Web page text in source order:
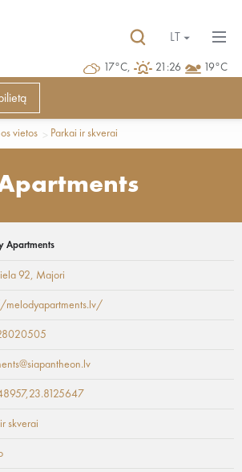
17°C, 21:26 19°C
LT
vietos Parkai ir skverai
Apartments
92, Majori
melodyapartments.lv/
skverai